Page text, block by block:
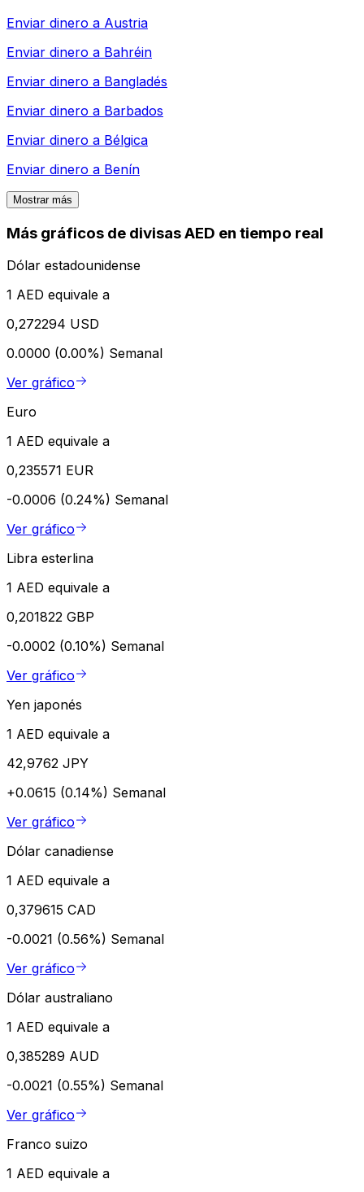
Enviar dinero a Austria
Enviar dinero a Bahréin
Enviar dinero a Bangladés
Enviar dinero a Barbados
Enviar dinero a Bélgica
Enviar dinero a Benín
Mostrar más
Más gráficos de divisas AED en tiempo real
Dólar estadounidense
1 AED equivale a
0,272294 USD
0.0000 (0.00%) Semanal
Ver gráfico
Euro
1 AED equivale a
0,235571 EUR
-0.0006 (0.24%) Semanal
Ver gráfico
Libra esterlina
1 AED equivale a
0,201822 GBP
-0.0002 (0.10%) Semanal
Ver gráfico
Yen japonés
1 AED equivale a
42,9762 JPY
+0.0615 (0.14%) Semanal
Ver gráfico
Dólar canadiense
1 AED equivale a
0,379615 CAD
-0.0021 (0.56%) Semanal
Ver gráfico
Dólar australiano
1 AED equivale a
0,385289 AUD
-0.0021 (0.55%) Semanal
Ver gráfico
Franco suizo
1 AED equivale a